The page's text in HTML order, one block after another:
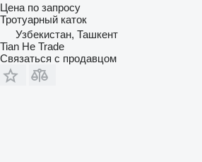
Цена по запросу
Тротуарный каток
Узбекистан, Ташкент
Tian He Trade
Связаться с продавцом